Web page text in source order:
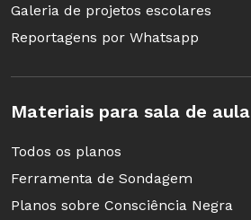
Galeria de projetos escolares
Reportagens por Whatsapp
Materiais para sala de aula
Todos os planos
Ferramenta de Sondagem
Planos sobre Consciência Negra